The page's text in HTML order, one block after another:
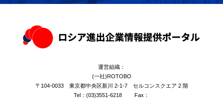
運営組織：
(一社)ROTOBO
〒104-0033 東京都中央区新川 2-1-7 セルコンスクエア 2 階
Tel： (03)3551-6218 Fax：